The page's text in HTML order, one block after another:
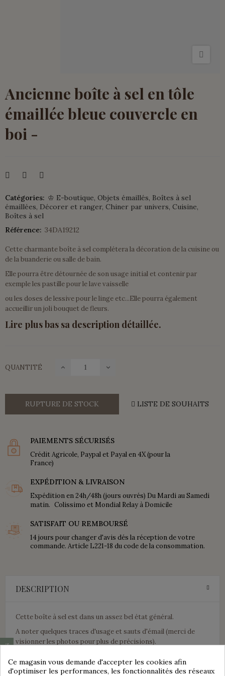
Ancienne boîte à sel en tôle
émaillée bleue couvercle en
boi -
Catégories: ♔ E-boutique Objets émaillés Boîtes à sel
émaillées Décorer et ranger Chiner par univers Cuisine
Boîtes à sel
Référence: 34DA19212
Cette charmante boîte à sel complétera la décoration de la cuisine ou
de la buanderie ou salle de bain.
Elle pourra être détournée de son usage initial et contenir par
exemple les pastille pour le lave vaisselle
ou les doses de lessive pour le linge etc...Elle pourra également
accueillir un joli bouquet de fleurs.
Lire plus bas sa description détaillée.
QUANTITÉ
RUPTURE DE STOCK LISTE DE SOUHAITS
PAIEMENTS SÉCURISÉS
Crédit Agricole, Paypal et Payal en 4X (pour la
France)
EXPÉDITION & LIVRAISON
Expédition en 24h/48h (jours ouvrés) Du Mardi au Samedi
matin. Colissimo et Mondial Relay à Domicile
SATISFAIT OU REMBOURSÉ
14 jours pour changer d'avis dés la réception de votre
commande. Article L221-18 du code de la consommation.
DESCRIPTION
Cette boîte à sel est dans un assez bel état général.
A noter quelques traces d'usage et sauts d'émail (merci de
visionner les photos pour plus de précisions).
16,3 cm.
Ce magasin vous demande d'accepter les cookies afin
d'optimiser les performances, les fonctionnalités des réseaux